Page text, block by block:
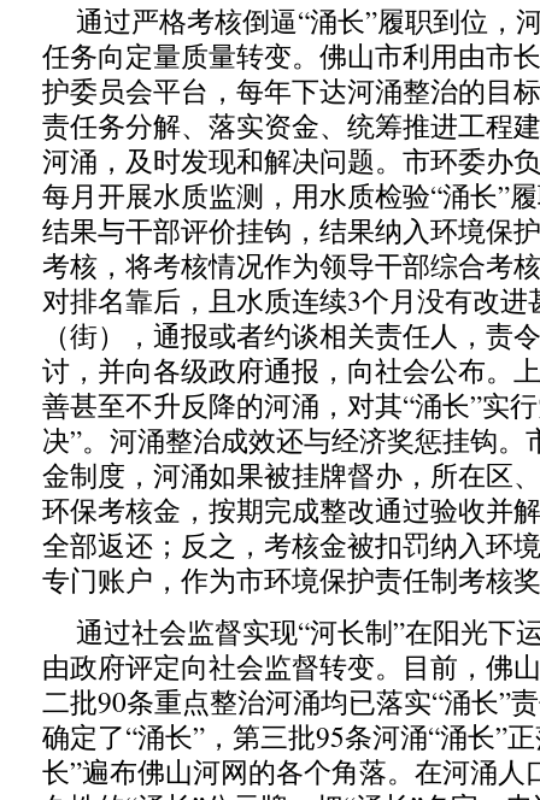
通过严格考核倒逼“涌长”履职到位，
任务向定量质量转变。佛山市利用由市
护委员会平台，每年下达河涌整治的目
责任务分解、落实资金、统筹推进工程
河涌，及时发现和解决问题。市环委办
每月开展水质监测，用水质检验“涌长”
结果与干部评价挂钩，结果纳入环境保
考核，将考核情况作为领导干部综合考
对排名靠后，且水质连续3个月没有改
（街），通报或者约谈相关责任人，责
讨，并向各级政府通报，向社会公布。
善甚至不升反降的河涌，对其“涌长”实
决”。河涌整治成效还与经济奖惩挂钩。
金制度，河涌如果被挂牌督办，所在区
环保考核金，按期完成整改通过验收并
全部返还；反之，考核金被扣罚纳入环
专门账户，作为市环境保护责任制考核
通过社会监督实现“河长制”在阳光下
由政府评定向社会监督转变。目前，佛
二批90条重点整治河涌均已落实“涌长”
确定了“涌长”，第三批95条河涌“涌长”
长”遍布佛山河网的各个角落。在河涌人